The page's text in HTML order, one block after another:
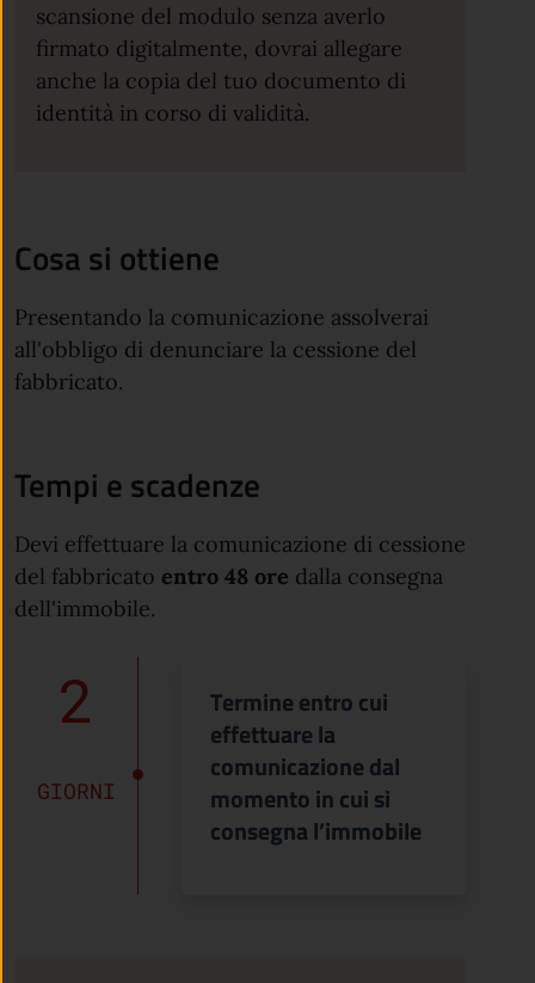
scansione del modulo senza averlo
firmato digitalmente, dovrai allegare
anche la copia del tuo documento di
identità in corso di validità.
Cosa si ottiene
Presentando la comunicazione assolverai
all'obbligo di denunciare la cessione del
fabbricato.
Tempi e scadenze
Devi effettuare la comunicazione di cessione
del fabbricato entro 48 ore dalla consegna
dell'immobile.
2
GIORNI
Termine entro cui
effettuare la
comunicazione dal
momento in cui si
consegna l’immobile